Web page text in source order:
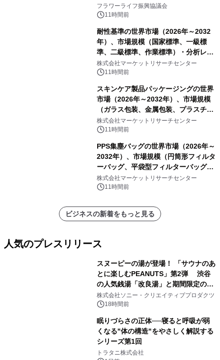
山・射水で開催
フラワーライフ振興協議会
11時間前
耐性基準の世界市場（2026年～2032
年）、市場規模（国家標準、一級標
準、二級標準、作業標準）・分析レポ
ートを発表
株式会社マーケットリサーチセンター
11時間前
スキンケア製品パッケージングの世界
市場（2026年～2032年）、市場規模
（ガラス包装、金属包装、プラスチッ
ク包装、その他）・分析レポートを発
表
株式会社マーケットリサーチセンター
11時間前
PPS集塵バッグの世界市場（2026年～
2032年）、市場規模（円筒形フィルタ
ーバッグ、平袋型フィルターバッグ、
プリーツフィルターバッグ、その
他）・分析レポートを発表
株式会社マーケットリサーチセンター
11時間前
ビジネスの新着をもっと見る
人気のプレスリリース
スヌーピーの湯が登場！ 「サウナのあ
とに楽しむPEANUTS」第2弾 渋谷
の人気銭湯「改良湯」と期間限定のコ
ラボレーション サウナイキタイコラ
ボグッズも発売決定！
株式会社ソニー・クリエイティブプロダクツ
18時間前
眠りづらさの正体──寝ると呼吸が弱
くなる"体の構造"をやさしく解説する
シリーズ第1回
トラタニ株式会社